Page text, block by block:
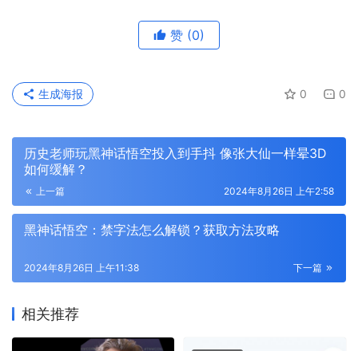
赞 (0)
0 0
生成海报
历史老师玩黑神话悟空投入到手抖 像张大仙一样晕3D
如何缓解？
上一篇 2024年8月26日 上午2:58
黑神话悟空：禁字法怎么解锁？获取方法攻略
下一篇
2024年8月26日 上午11:38
相关推荐